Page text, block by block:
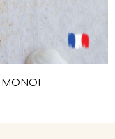
MONOÏ